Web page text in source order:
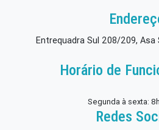
Entrequadra Sul 208/209, Asa
Horário de
Segunda à sexta:
Redes